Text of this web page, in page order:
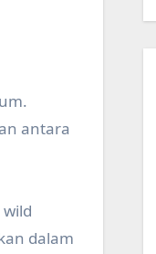
antara
dalam